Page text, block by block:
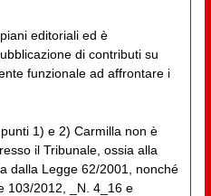
editoriali ed è
di contributi su
funzionale ad affrontare i
1) e 2) Carmilla non è
il Tribunale, ossia alla
dalla Legge 62/2001, nonché
103/2012, _N. 4_16 e